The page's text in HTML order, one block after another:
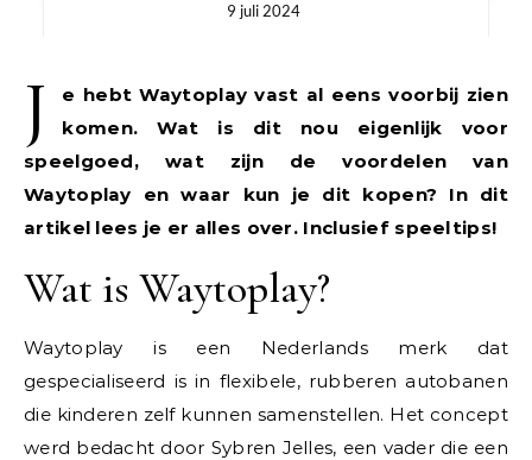
9 juli 2024
J
e hebt Waytoplay vast al eens voorbij zien
komen. Wat is dit nou eigenlijk voor
speelgoed, wat zijn de voordelen van
Waytoplay en waar kun je dit kopen? In dit
artikel lees je er alles over. Inclusief speeltips!
Wat is Waytoplay?
Waytoplay is een Nederlands merk dat
gespecialiseerd is in flexibele, rubberen autobanen
die kinderen zelf kunnen samenstellen. Het concept
werd bedacht door Sybren Jelles, een vader die een